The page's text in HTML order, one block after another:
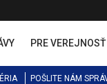
PRE VEREJNOSŤ
POŠLITE NÁM